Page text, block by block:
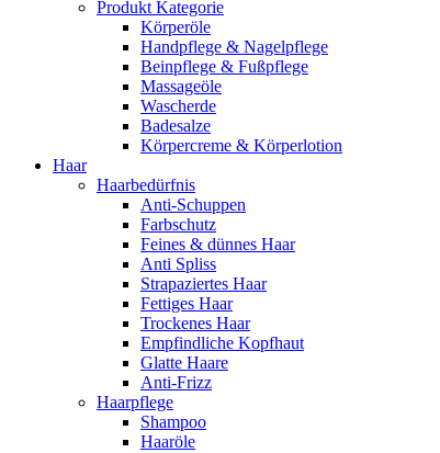
Produkt Kategorie
Körperöle
Handpflege & Nagelpflege
Beinpflege & Fußpflege
Massageöle
Wascherde
Badesalze
Körpercreme & Körperlotion
Haar
Haarbedürfnis
Anti-Schuppen
Farbschutz
Feines & dünnes Haar
Anti Spliss
Strapaziertes Haar
Fettiges Haar
Trockenes Haar
Empfindliche Kopfhaut
Glatte Haare
Anti-Frizz
Haarpflege
Shampoo
Haaröle